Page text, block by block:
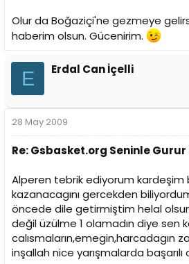
Olur da Boğaziçi'ne gezmeye
haberim olsun. Gücenirim.
E Erdal Can İçelli
28 May 2009
Re: Gsbasket.org Seninle Gurur
Alperen tebrik ediyorum kardeşim
kazanacagını gercekden
öncede dile getirmiştim helal
değil üzülme 1 olamadın diye sen
calısmaların,emegin,harcadagın
inşallah nice yarışmalarda başarılı